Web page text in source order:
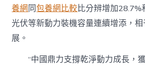
養網同包養網比較比分辨增加28.7%
光伏等新動力裝機容量連續增添，
展。
“中國鼎力支撐乾淨動力成長，